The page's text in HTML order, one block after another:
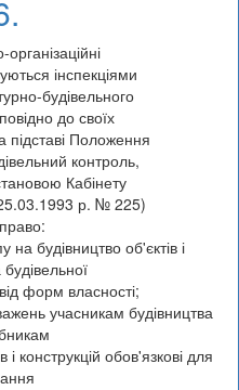
інспекціями
будівельного
до своїх
підставі Положення
контроль,
Кабінету
25.03.1993 р. № 225)
будівництво об'єктів і
форм власності;
учасникам будівництва
і конструкцій обов'язкові для